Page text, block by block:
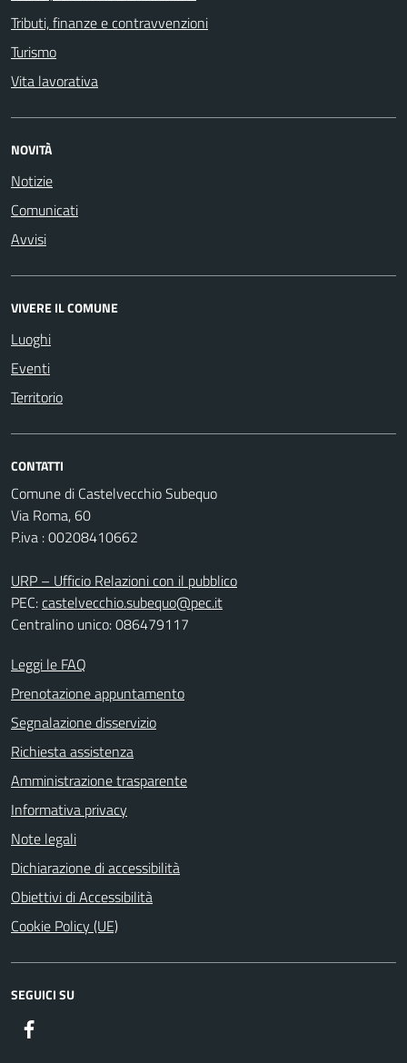
Tributi, finanze e contravvenzioni
Turismo
Vita lavorativa
NOVITÀ
Notizie
Comunicati
Avvisi
VIVERE IL COMUNE
Luoghi
Eventi
Territorio
CONTATTI
Comune di Castelvecchio Subequo
Via Roma, 60
P.iva : 00208410662
URP – Ufficio Relazioni con il pubblico
PEC:castelvecchio.subequo@pec.it
Centralino unico: 086479117
Leggi le FAQ
Prenotazione appuntamento
Segnalazione disservizio
Richiesta assistenza
Amministrazione trasparente
Informativa privacy
Note legali
Dichiarazione di accessibilità
Obiettivi di Accessibilità
Cookie Policy (UE)
SEGUICI SU